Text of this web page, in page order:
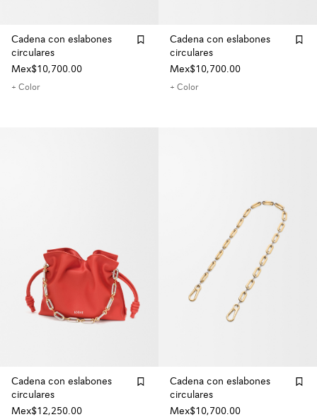
Cadena con eslabones
circulares
Mex$10,700.00
+ Color
Cadena con eslabones
circulares
Mex$10,700.00
+ Color
Cadena con eslabones
circulares
Mex$12,250.00
Cadena con eslabones
circulares
Mex$10,700.00